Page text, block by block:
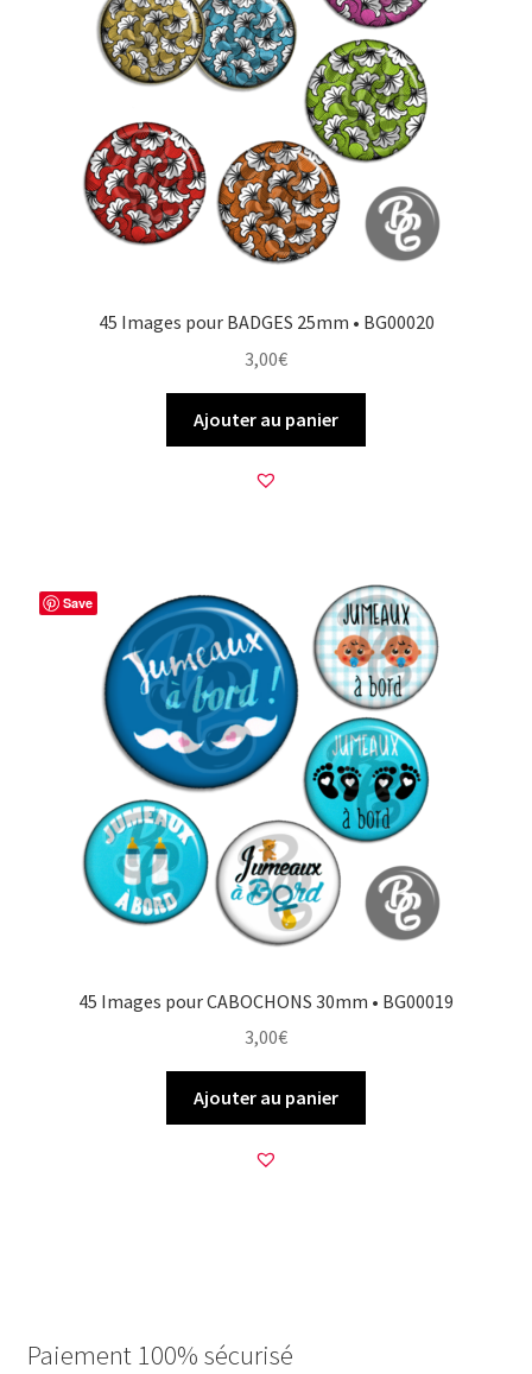
45 Images pour BADGES 25mm • BG00020
3,00€
Ajouter au panier
Save
45 Images pour CABOCHONS 30mm • BG00019
3,00€
Ajouter au panier
Paiement 100% sécurisé